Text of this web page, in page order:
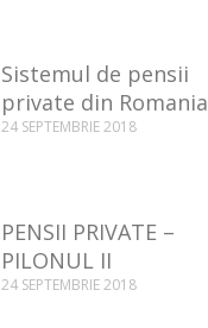
Sistemul de pensii
private din Romania
24 SEPTEMBRIE 2018
PENSII PRIVATE –
PILONUL II
24 SEPTEMBRIE 2018